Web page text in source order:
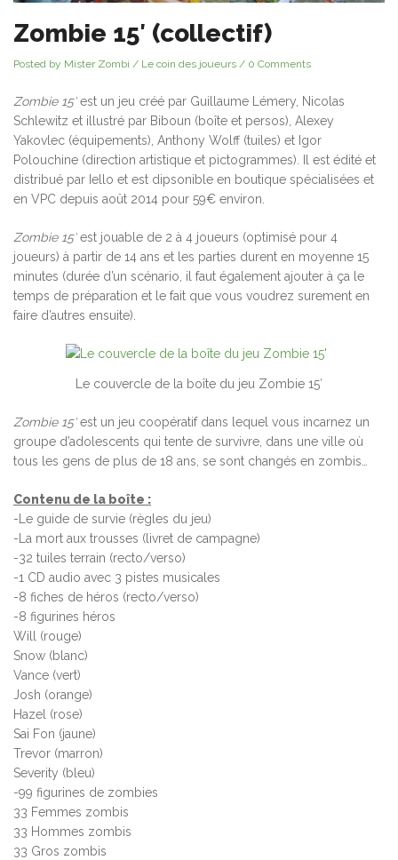
Zombie 15′ (collectif)
Posted by Mister Zombi / Le coin des joueurs / 0 Comments
Zombie 15′est un jeu créé par Guillaume Lémery, Nicolas
Schlewitz et illustré par Biboun (boîte et persos), Alexey
Yakovlec (équipements), Anthony Wolff (tuiles) et Igor
Polouchine (direction artistique et pictogrammes). Il est édité et
distribué par Iello et est dipsonible en boutique spécialisées et
en VPC depuis août 2014 pour 59€ environ.
Zombie 15′est jouable de 2 à 4 joueurs (optimisé pour 4
joueurs) à partir de 14 ans et les parties durent en moyenne 15
minutes (durée d’un scénario, il faut également ajouter à ça le
temps de préparation et le fait que vous voudrez surement en
faire d’autres ensuite).
Le couvercle de la boîte du jeu Zombie 15′
Zombie 15′est un jeu coopératif dans lequel vous incarnez un
groupe d’adolescents qui tente de survivre, dans une ville où
tous les gens de plus de 18 ans, se sont changés en zombis…
Contenu de la boîte :
-Le guide de survie (règles du jeu)
-La mort aux trousses (livret de campagne)
-32 tuiles terrain (recto/verso)
-1 CD audio avec 3 pistes musicales
-8 fiches de héros (recto/verso)
-8 figurines héros
Will (rouge)
Snow (blanc)
Vance (vert)
Josh (orange)
Hazel (rose)
Sai Fon (jaune)
Trevor (marron)
Severity (bleu)
-99 figurines de zombies
33 Femmes zombis
33 Hommes zombis
33 Gros zombis